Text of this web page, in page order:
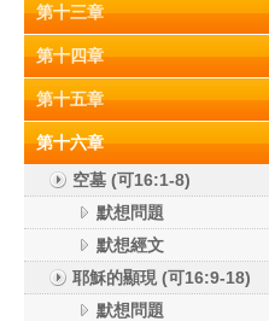
第十三章
第十四章
第十五章
第十六章
空墓 (可16:1-8)
默想問題
默想經文
耶穌的顯現 (可16:9-18)
默想問題